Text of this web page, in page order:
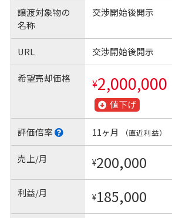
譲渡対象物の
名称
交渉開始後開示
URL 交渉開始後開示
希望売却価格 ¥2,000,000
値下げ
評価倍率 11ヶ月 （直近利益）
売上/月 ¥200,000
利益/月 ¥185,000